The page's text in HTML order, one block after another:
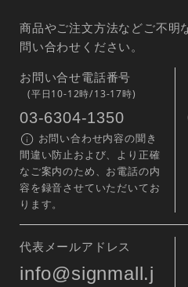
商品やご注文方法などご不明
問い合わせください。
お問い合せ電話番号
(平日10-12時/13-17時)
03-6304-1350
お問い合わせ内容の聞き
間違い防止および、より正確
なご案内のため、お電話の内
容を録音させていただいてお
ります。
代表メールアドレス
info@signmall.j